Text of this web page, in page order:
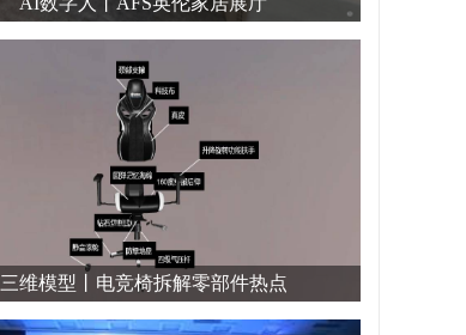
三维模型丨电竞椅拆解零部件热点